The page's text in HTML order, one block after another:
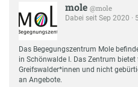
mole@mole
Dabei seit Sep 2020 ·
Das Begegungszentrum Mole
in Schönwalde I. Das Zentrum
Greifswalder*innen und nicht
an Angebote.